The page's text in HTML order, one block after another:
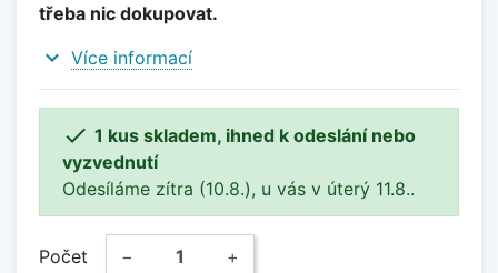
třeba nic dokupovat.
expand_more Více informací
 1 kus skladem, ihned k odeslání nebo
vyzvednutí
Odesíláme zítra (10.8.), u vás v úterý 11.8..
Počet − +